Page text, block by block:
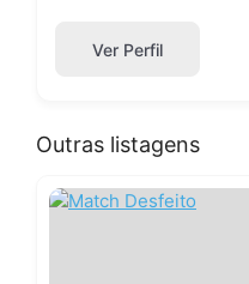
Ver Perfil
Outras listagens